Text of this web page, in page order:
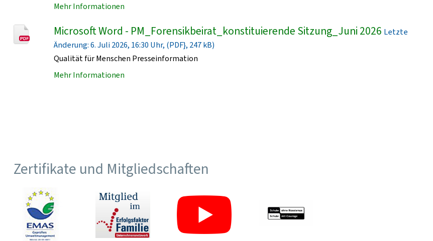
Mehr Informationen
Microsoft Word - PM_Forensikbeirat_konstituierende Sitzung_Juni 2026 Letzte
Änderung: 6. Juli 2026, 16:30 Uhr, (PDF}, 247 kB)
Qualität für Menschen Presseinformation
Mehr Informationen
Zertifikate und Mitgliedschaften